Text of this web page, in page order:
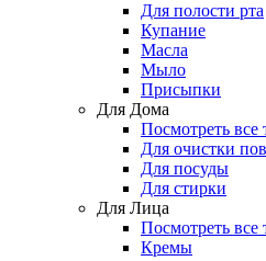
Для полости рта
Купание
Масла
Мыло
Присыпки
Для Дома
Посмотреть все
Для очистки
Для посуды
Для стирки
Для Лица
Посмотреть все
Кремы